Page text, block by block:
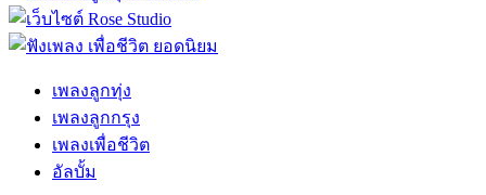
เพลงลูกทุ่ง
เพลงลูกกรุง
เพลงเพื่อชีวิต
อัลบั้ม